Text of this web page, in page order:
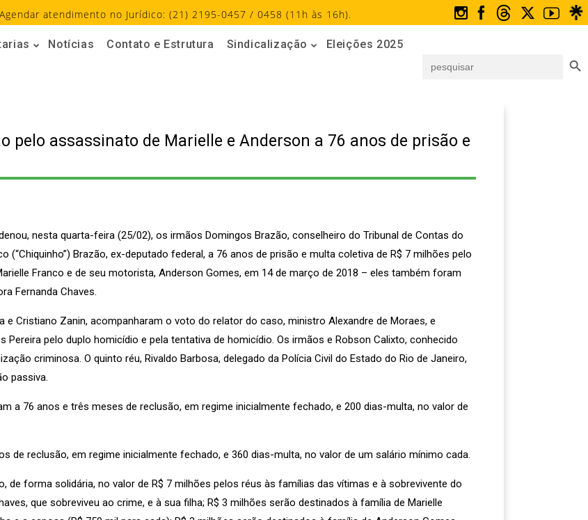
atendimento no Jurídico: (21) 2195-0457 / 0458 (11h às 16h).
Notícias Contato e Estrutura Sindicalização
Eleições 2025
for:
pelo assassinato de Marielle e Anderson a 76 anos de prisão e
nesta quarta-feira (25/02), os irmãos Domingos Brazão, conselheiro do Tribunal de Contas do
(“Chiquinho”) Brazão, ex-deputado federal, a 76 anos de prisão e multa coletiva de R$ 7 milhões pelo
Franco e de seu motorista, Anderson Gomes, em 14 de março de 2018 – eles também foram
Fernanda Chaves.
e Cristiano Zanin, acompanharam o voto do relator do caso, ministro Alexandre de Moraes, e
Pereira pelo duplo homicídio e pela tentativa de homicídio. Os irmãos e Robson Calixto, conhecido
criminosa. O quinto réu, Rivaldo Barbosa, delegado da Polícia Civil do Estado do Rio de Janeiro,
passiva.
a 76 anos e três meses de reclusão, em regime inicialmente fechado, e 200 dias-multa, no valor de
de reclusão, em regime inicialmente fechado, e 360 dias-multa, no valor de um salário mínimo cada.
de forma solidária, no valor de R$ 7 milhões pelos réus às famílias das vítimas e à sobrevivente do
que sobreviveu ao crime, e à sua filha; R$ 3 milhões serão destinados à família de Marielle